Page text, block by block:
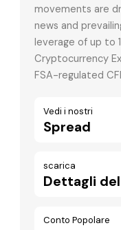
movements are
news and
leverage of up to
Cryptocurrency
FSA-regulated
Vedi i nostri
Spread
scarica
Dettagli
Conto Popolare